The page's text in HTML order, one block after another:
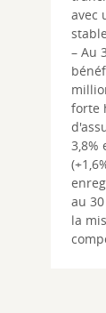
avec
– Au
forte
3,8%
au
la